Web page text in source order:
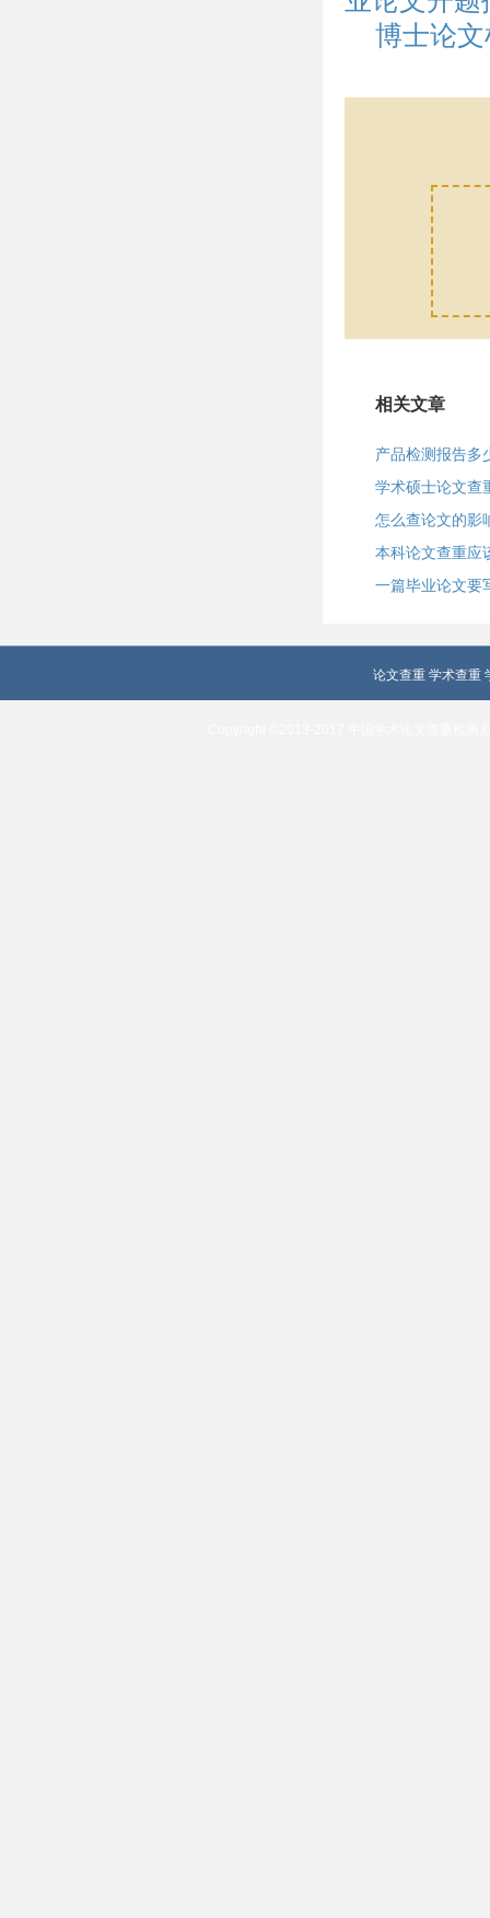
博士论
相关文章
产品检测报告多
学术硕士论文查
怎么查论文的影
本科论文查重应
一篇毕业论文要
论文查重 学术查重